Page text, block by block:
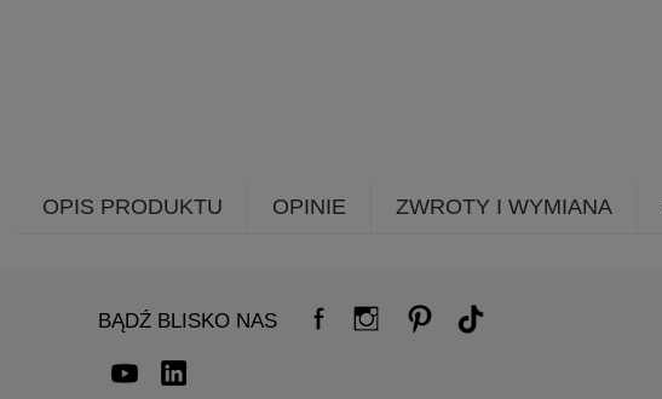
OPIS PRODUKTU OPINIE ZWROTY I WYMIANA
BĄDŹ BLISKO NAS